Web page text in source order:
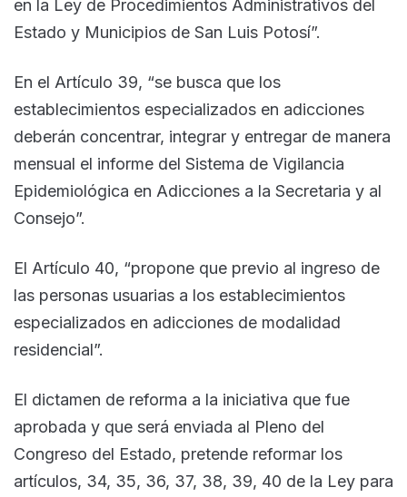
en la Ley de Procedimientos Administrativos del
Estado y Municipios de San Luis Potosí”.
En el Artículo 39, “se busca que los
establecimientos especializados en adicciones
deberán concentrar, integrar y entregar de manera
mensual el informe del Sistema de Vigilancia
Epidemiológica en Adicciones a la Secretaria y al
Consejo”.
El Artículo 40, “propone que previo al ingreso de
las personas usuarias a los establecimientos
especializados en adicciones de modalidad
residencial”.
El dictamen de reforma a la iniciativa que fue
aprobada y que será enviada al Pleno del
Congreso del Estado, pretende reformar los
artículos, 34, 35, 36, 37, 38, 39, 40 de la Ley para